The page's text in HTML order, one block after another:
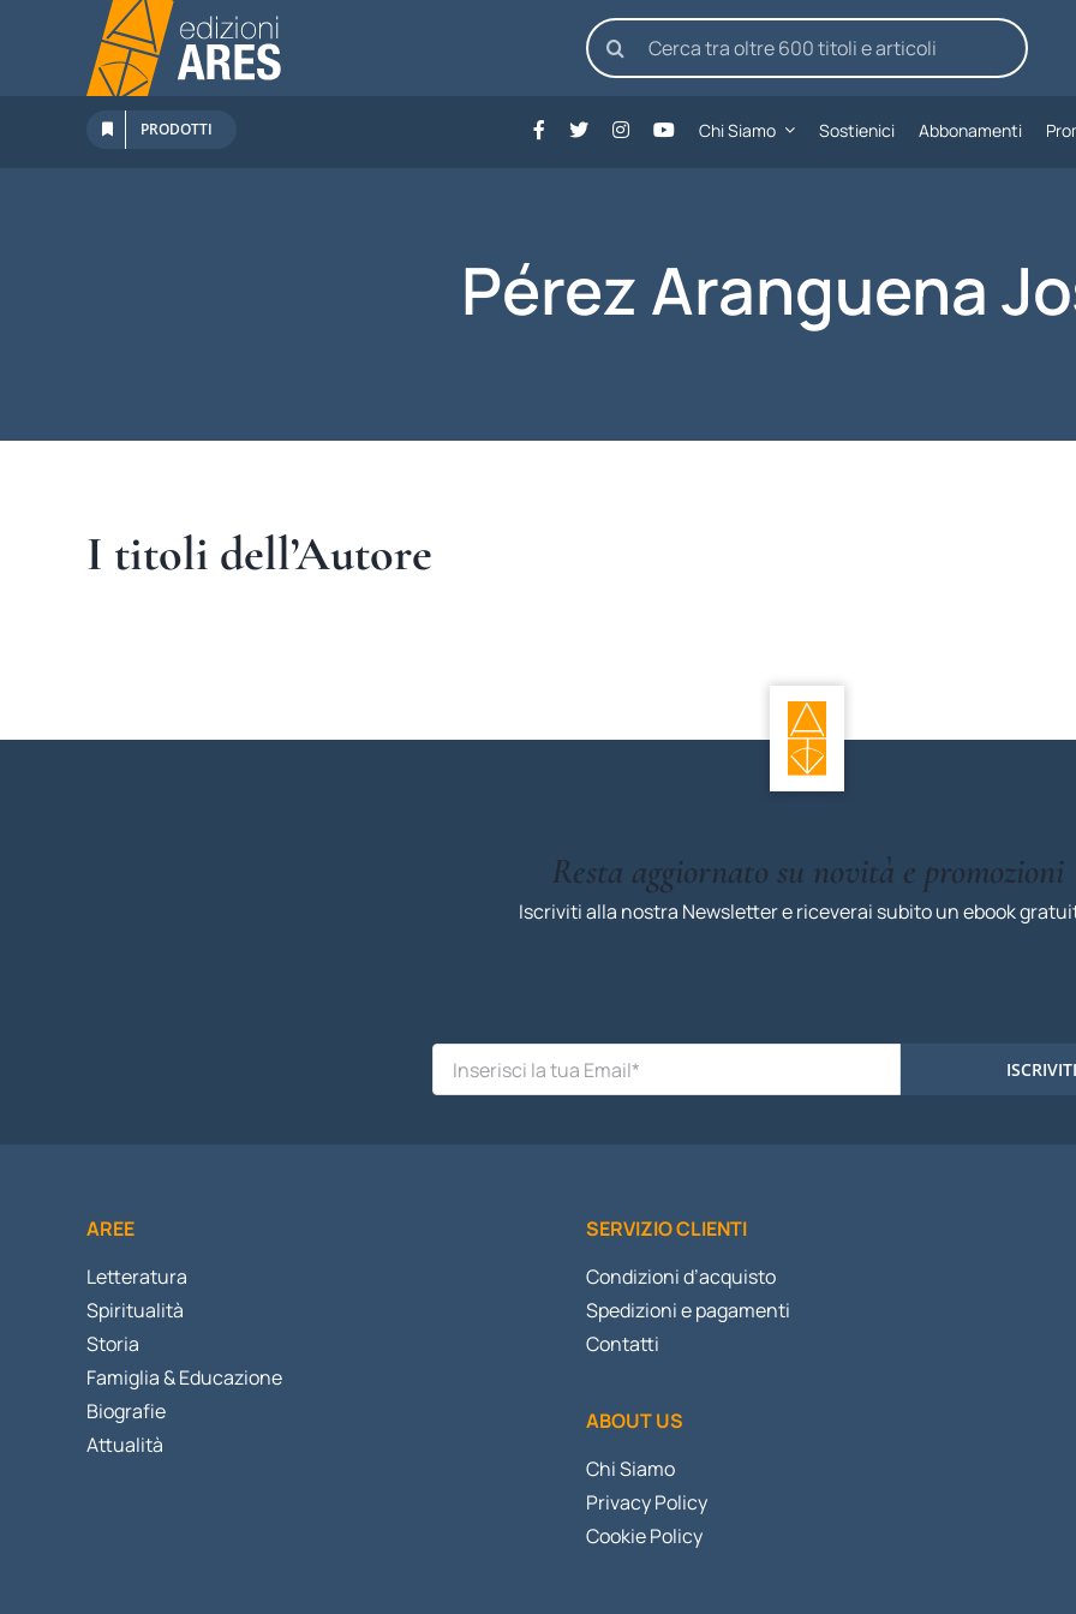
contenuto
Cerca
per:
PRODOTTI Chi Siamo Sostienici Abbonamenti
Pérez Aranguena
I titoli dell’Autore
Resta aggiornato su novità e promozioni
Iscriviti alla nostra Newsletter e riceverai subito un ebook
ISCRIVITI
AREE
Letteratura
Spiritualità
Storia
Famiglia & Educazione
Biografie
Attualità
SERVIZIO CLIENTI
Condizioni d’acquisto
Spedizioni e pagamenti
Contatti
ABOUT US
Chi Siamo
Privacy Policy
Cookie Policy